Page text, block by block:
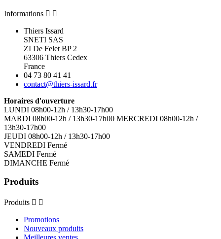
Informations  
Thiers Issard
SNETI SAS
ZI De Felet BP 2
63306 Thiers Cedex
France
04 73 80 41 41
contact@thiers-issard.fr
Horaires d'ouverture
LUNDI 08h00-12h / 13h30-17h00
MARDI 08h00-12h / 13h30-17h00 MERCREDI 08h00-12h /
13h30-17h00
JEUDI 08h00-12h / 13h30-17h00
VENDREDI Fermé
SAMEDI Fermé
DIMANCHE Fermé
Produits
Produits  
Promotions
Nouveaux produits